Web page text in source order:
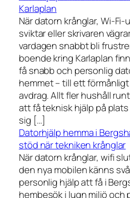
Karlaplan
När datorn krånglar, Wi-
sviktar eller skrivaren
vardagen snabbt bli
boende kring Karlaplan
få snabb och personlig
hemmet – till ett förmånligt
avdrag. Allt fler hushåll
att få teknisk hjälp på
sig […]
Datorhjälp hemma i
stöd när tekniken krånglar
När datorn krånglar, wifi
den nya mobilen känns
personlig hjälp att få i
hembesök i lugn miljö